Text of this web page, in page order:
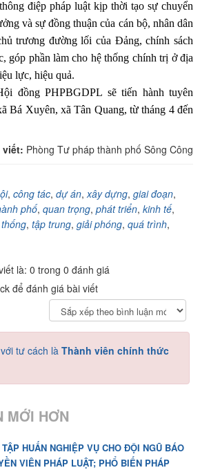
điệp pháp luật kịp thời tạo sự chuyển
và sự đồng thuận của cán bộ, nhân dân
trương đường lối của Đảng, chính sách
góp phần làm cho hệ thống chính trị ởđịa
lực, hiệu quả.
đồng PHPBGDPL sẽ tiến hành tuyên
Bá Xuyên, xã Tân Quang, từ tháng 4 đến
viết: Phòng Tư pháp thành phố Sông Công
, công tác, dự án, xây dựng, giai đoạn,
phố, quan trọng, phát triển, kinh tế,
, tập trung, giải phóng, quá trình,
là: 0 trong 0 đánh giá
để đánh giá bài viết
tư cách là Thành viên chính thức
MỚI HƠN
HUẤN NGHIỆP VỤ CHO ĐỘI NGŨ BÁO
VIÊN PHÁP LUẬT; PHỔ BIẾN PHÁP